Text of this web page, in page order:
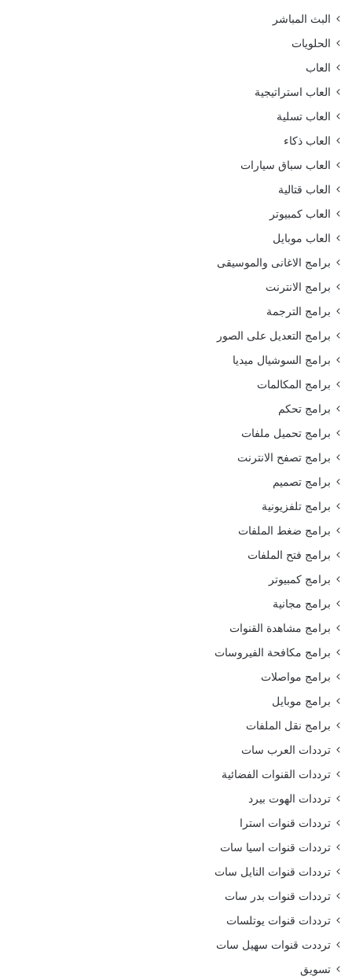
البث المباشر
الحلويات
العاب
العاب استراتيجية
العاب تسلية
العاب ذكاء
العاب سباق سيارات
العاب قتالية
العاب كمبيوتر
العاب موبايل
برامج الاغانى والموسيقى
برامج الانترنت
برامج الترجمة
برامج التعديل على الصور
برامج السوشيال ميديا
برامج المكالمات
برامج تحكم
برامج تحميل ملفات
برامج تصفح الانترنت
برامج تصميم
برامج تلفزيونية
برامج ضغط الملفات
برامج فتح الملفات
برامج كمبيوتر
برامج مجانية
برامج مشاهدة القنوات
برامج مكافحة الفيروسات
برامج مواصلات
برامج موبايل
برامج نقل الملفات
ترددات العرب سات
ترددات القنوات الفضائية
ترددات الهوت بيرد
ترددات قنوات استرا
ترددات قنوات اسيا سات
ترددات قنوات النايل سات
ترددات قنوات بدر سات
ترددات قنوات يوتلسات
ترددت قنوات سهيل سات
تسويق